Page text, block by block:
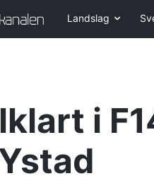
Landslag
i